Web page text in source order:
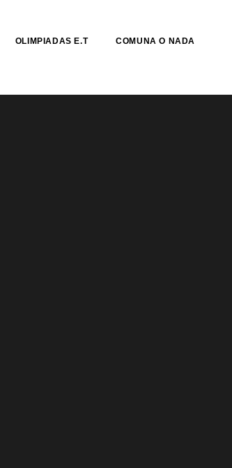
OLIMPIADAS E.T COMUNA O NADA